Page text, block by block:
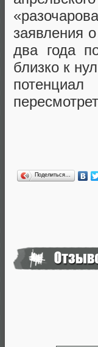
заявления
два года
близко к
Поделиться…